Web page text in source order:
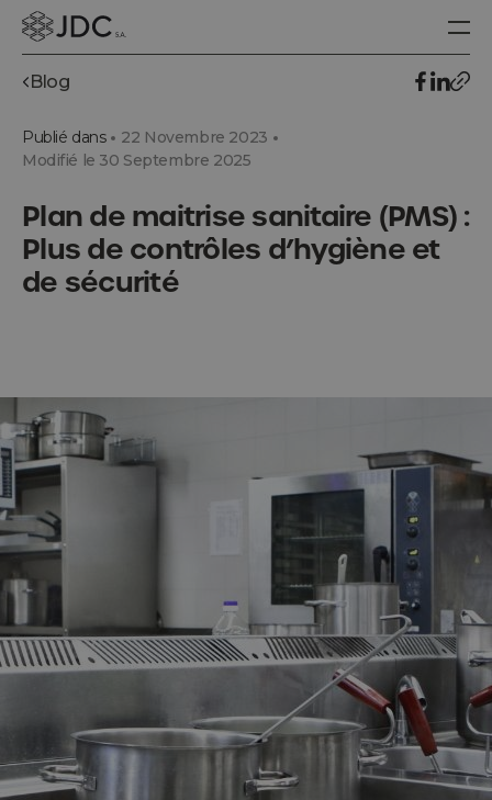
Blog
Publié dans
22 Novembre 2023
Modifié le 30 Septembre 2025
Plan de maitrise sanitaire (PMS) :
Plus de contrôles d’hygiène et
de sécurité